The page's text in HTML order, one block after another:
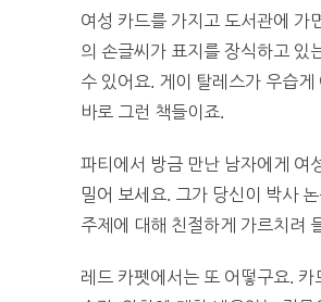
여성 카드를 가지고 도서관에 가
의 손글씨가 표지를 장식하고 있
수 있어요. 게이 탈레스가 우습게
바로 그런 책들이죠.
파티에서 방금 만난 남자에게 여
밀어 보세요. 그가 당신이 박사
주제에 대해 친절하게 가르치려
레드 카펫에서는 또 어떻구요. 카